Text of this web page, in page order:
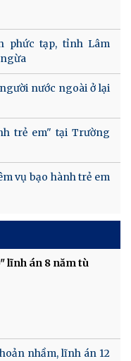
phức tạp, tỉnh Lâm
nước ngoài ở lại
trẻ em" tại Trường
vụ bạo hành trẻ em
lĩnh án 8 năm tù
nhầm, lĩnh án 12